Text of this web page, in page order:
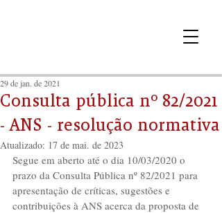
Consulta pública nº 82/2021
- ANS - resolução normativa
29 de jan. de 2021
Atualizado: 17 de mai. de 2023
Segue em aberto até o dia 10/03/2020 o
prazo da Consulta Pública nº 82/2021 para
apresentação de críticas, sugestões e
contribuições à ANS acerca da proposta de